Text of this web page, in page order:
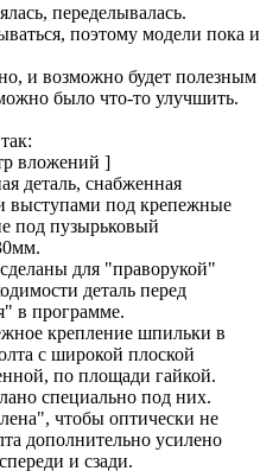
переделывалась.
поэтому модели пока и
и возможно будет полезным
было что-то улучшить.
вложений ]
деталь, снабженная
выступами под крепежные
под пузырьковый
для "праворукой"
деталь перед
в программе.
крепление шпильки в
с широкой плоской
по площади гайкой.
специально под них.
чтобы оптически не
дополнительно усилено
и сзади.